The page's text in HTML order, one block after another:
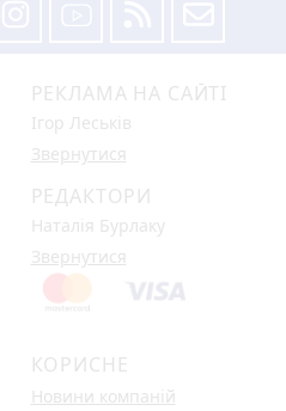
РЕКЛАМА НА САЙТІ
Ігор Леськів
Звернутися
РЕДАКТОРИ
Наталія Бурлаку
Звернутися
КОРИСНЕ
Новини компаній